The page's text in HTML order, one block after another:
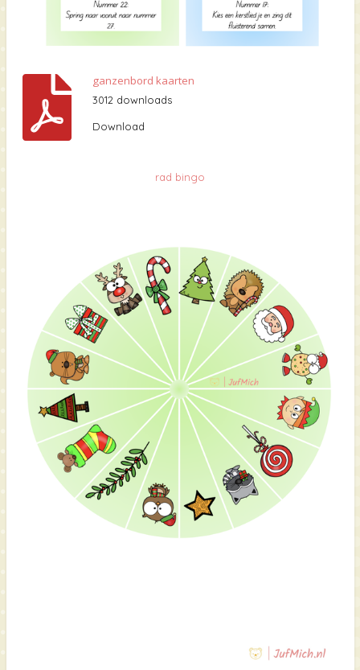
ganzenbord kaarten
3012 downloads
Download
rad bingo